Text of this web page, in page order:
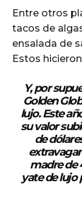
Entre otros
tacos de
ensalada de
Estos
Y, por
Golden
lujo. Este
su valor
de
madre de
yate de lujo